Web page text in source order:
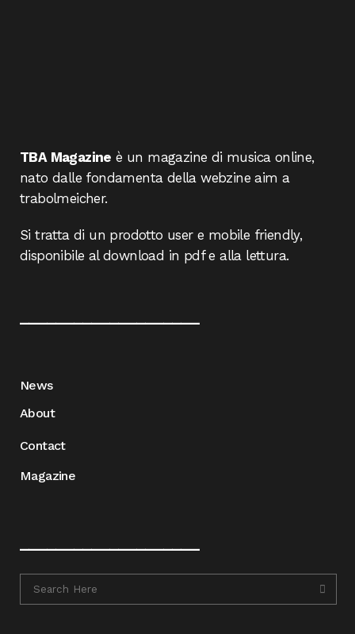
TBA Magazine è un magazine di musica online,
nato dalle fondamenta della webzine aim a
trabolmeicher.
Si tratta di un prodotto user e mobile friendly,
disponibile al download in pdf e alla lettura.
News
About
Contact
Magazine